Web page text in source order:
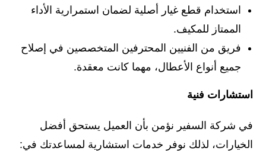
استخدام قطع غيار أصلية لضمان استمرارية الأداء
الممتاز للمكيف.
فريق من الفنيين المحترفين المتخصصين في إصلاح
جميع أنواع الأعطال، مهما كانت معقدة.
استشارات فنية
في شركة السفير نؤمن بأن العميل يستحق أفضل
الخيارات، لذلك نوفر خدمات استشارية لمساعدتك في: